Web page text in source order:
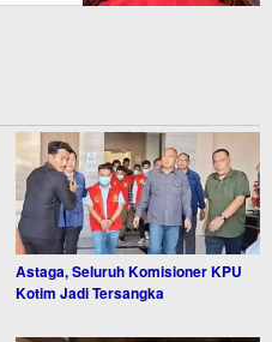
Astaga, Seluruh Komisioner KPU
Kotim Jadi Tersangka